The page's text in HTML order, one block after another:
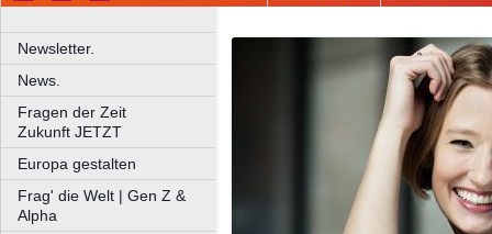
Newsletter.
News.
Fragen der Zeit
Zukunft JETZT
Europa gestalten
Frag' die Welt | Gen Z &
Alpha